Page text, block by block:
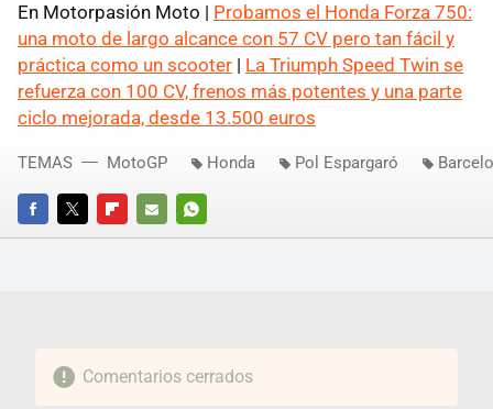
En Motorpasión Moto | Probamos el Honda Forza 750:
una moto de largo alcance con 57 CV pero tan fácil y
práctica como un scooter | La Triumph Speed Twin se
refuerza con 100 CV, frenos más potentes y una parte
ciclo mejorada, desde 13.500 euros
FACEBOOKTWITTERFLIPBOARD
E-
WHATSAPP
TEMAS MotoGP Honda Pol Espargaró
Comentarios cerrados